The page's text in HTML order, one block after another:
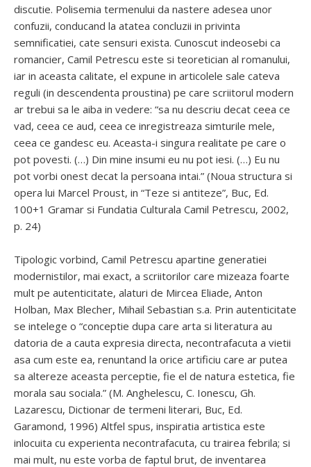
discutie. Polisemia termenului da nastere adesea unor
confuzii, conducand la atatea concluzii in privinta
semnificatiei, cate sensuri exista. Cunoscut indeosebi ca
romancier, Camil Petrescu este si teoretician al romanului,
iar in aceasta calitate, el expune in articolele sale cateva
reguli (in descendenta proustina) pe care scriitorul modern
ar trebui sa le aiba in vedere: “sa nu descriu decat ceea ce
vad, ceea ce aud, ceea ce inregistreaza simturile mele,
ceea ce gandesc eu. Aceasta-i singura realitate pe care o
pot povesti. (…) Din mine insumi eu nu pot iesi. (…) Eu nu
pot vorbi onest decat la persoana intai.” (Noua structura si
opera lui Marcel Proust, in “Teze si antiteze”, Buc, Ed.
100+1 Gramar si Fundatia Culturala Camil Petrescu, 2002,
p. 24)
Tipologic vorbind, Camil Petrescu apartine generatiei
modernistilor, mai exact, a scriitorilor care mizeaza foarte
mult pe autenticitate, alaturi de Mircea Eliade, Anton
Holban, Max Blecher, Mihail Sebastian s.a. Prin autenticitate
se intelege o “conceptie dupa care arta si literatura au
datoria de a cauta expresia directa, necontrafacuta a vietii
asa cum este ea, renuntand la orice artificiu care ar putea
sa altereze aceasta perceptie, fie el de natura estetica, fie
morala sau sociala.” (M. Anghelescu, C. Ionescu, Gh.
Lazarescu, Dictionar de termeni literari, Buc, Ed.
Garamond, 1996) Altfel spus, inspiratia artistica este
inlocuita cu experienta necontrafacuta, cu trairea febrila; si
mai mult, nu este vorba de faptul brut, de inventarea